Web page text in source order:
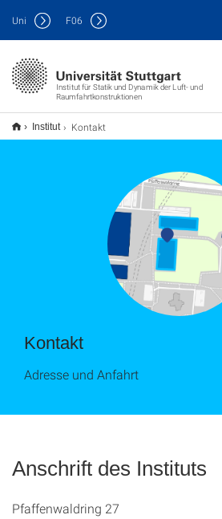
Institut für Statik und Dynamik der Luft- und
Raumfahrtkonstruktionen
Uni F06
Institut Kontakt
Kontakt
Adresse und Anfahrt
Anschrift des Instituts
Pfaffenwaldring 27